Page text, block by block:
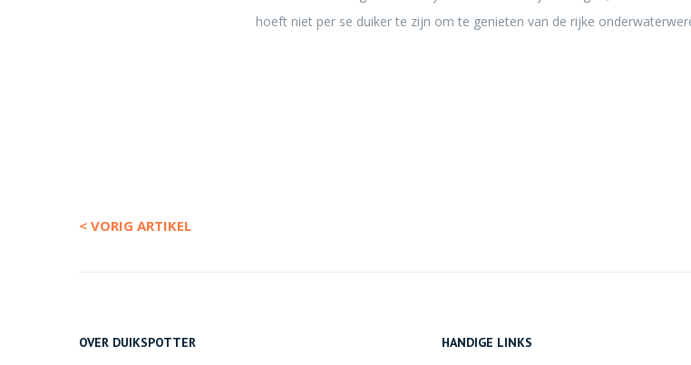
hoeft niet per se duiker te zijn om te genieten van de rijke
< VORIG ARTIKEL
OVER DUIKSPOTTER HANDIGE LINKS